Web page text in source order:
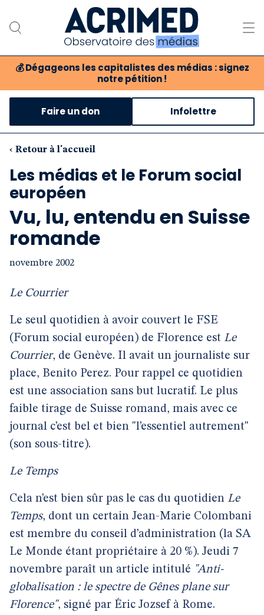
💰 Dégageons les capitalistes des médias : signez
notre pétition !
Notre association
Notre critique des médias
Nos propositions
Notre revue
Boutique
Faire un don Infolettre
‹ Retour à l'accueil
Les médias et le Forum social
européen
Vu, lu, entendu en Suisse
romande
novembre 2002
Le Courrier
Le seul quotidien à avoir couvert le FSE
(Forum social européen) de Florence est Le
Courrier, de Genève. Il avait un journaliste sur
place, Benito Perez. Pour rappel ce quotidien
est une association sans but lucratif. Le plus
faible tirage de Suisse romand, mais avec ce
journal c’est bel et bien "l’essentiel autrement"
(son sous-titre).
Le Temps
Cela n’est bien sûr pas le cas du quotidien Le
Temps, dont un certain Jean-Marie Colombani
est membre du conseil d’administration (la SA
Le Monde étant propriétaire à 20 %). Jeudi 7
novembre paraît un article intitulé "Anti-
globalisation : le spectre de Gênes plane sur
Florence", signé par Éric Jozsef à Rome.